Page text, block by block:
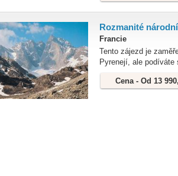
Rozmanité
Francie
Tento zájezd je
Pyrenejí, ale podíváte
Cena - Od 13